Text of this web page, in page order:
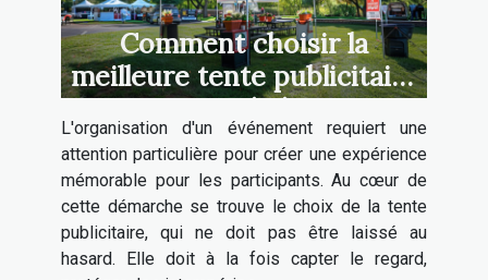
Comment choisir la
meilleure tente publicitaire
pour votre événement
L'organisation d'un événement requiert une
attention particulière pour créer une expérience
mémorable pour les participants. Au cœur de
cette démarche se trouve le choix de la tente
publicitaire, qui ne doit pas être laissé au
hasard. Elle doit à la fois capter le regard,